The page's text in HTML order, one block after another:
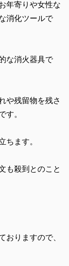
年寄りや女性な
消化ツールで
な消火器具で
や残留物を残さ
す。
ちます。
も殺到とのこと
おりますので、